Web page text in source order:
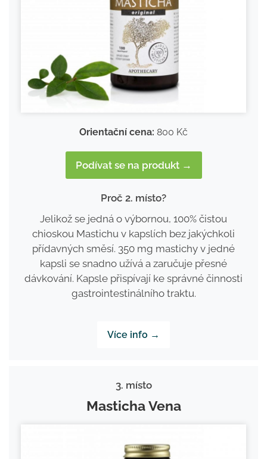
Orientační cena: 800 Kč
Podívat se na produkt →
Proč 2. místo?
Jelikož se jedná o výbornou, 100% čistou
chioskou Mastichu v kapslích bez jakýchkoli
přídavných směsí. 350 mg mastichy v jedné
kapsli se snadno užívá a zaručuje přesné
dávkování. Kapsle přispívají ke správné činnosti
gastrointestinálního traktu.
Více info →
3. místo
Masticha Vena